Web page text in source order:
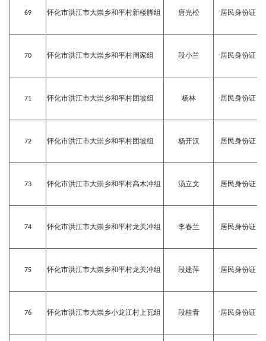
69 怀化市洪江市大崇乡和平村新楼脚组 唐光松 居民身份证
70 怀化市洪江市大崇乡和平村周家组 段小兰 居民身份证
71 怀化市洪江市大崇乡和平村团坡组 杨林 居民身份证
72 怀化市洪江市大崇乡和平村团坡组 杨开汉 居民身份证
73 怀化市洪江市大崇乡和平村高木冲组 汤立文 居民身份证
74 怀化市洪江市大崇乡和平村龙关冲组 李春兰 居民身份证
75 怀化市洪江市大崇乡和平村龙关冲组 段建萍 居民身份证
76 怀化市洪江市大崇乡小龙江村上瓦组 段桂青 居民身份证